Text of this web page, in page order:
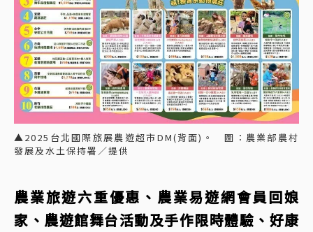
▲2025台北國際旅展農遊超市DM(背面)。 圖：農業部農村
發展及水土保持署／提供
農業旅遊六重優惠、農業易遊網會員回娘
家、農遊館舞台活動及手作限時體驗、好康